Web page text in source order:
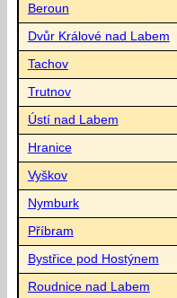
Beroun
Dvůr Králové nad Labem
Tachov
Trutnov
Ústí nad Labem
Hranice
Vyškov
Nymburk
Příbram
Bystřice pod Hostýnem
Roudnice nad Labem